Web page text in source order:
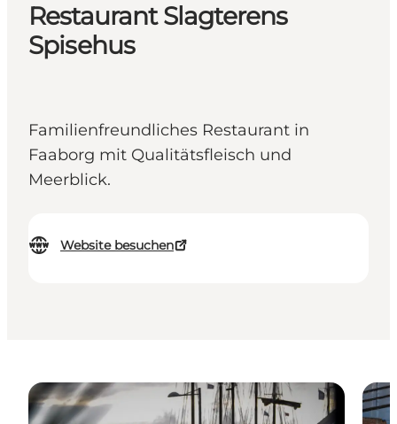
Restaurant Slagterens
Spisehus
Familienfreundliches Restaurant in
Faaborg mit Qualitätsfleisch und
Meerblick.
Website besuchen